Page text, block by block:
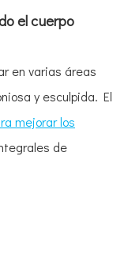
el cuerpo
en varias áreas
y esculpida. El
mejorar los
de